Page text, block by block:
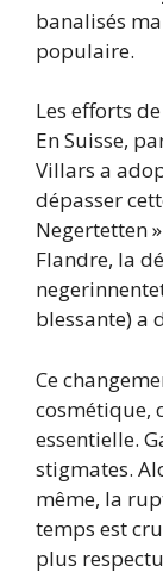
banalisés
populaire.
Les efforts
En Suisse,
Villars a
dépasser
Negertetten
Flandre, la
blessante) a
Ce
cosmétique,
essentielle.
stigmates.
même, la
temps est
plus